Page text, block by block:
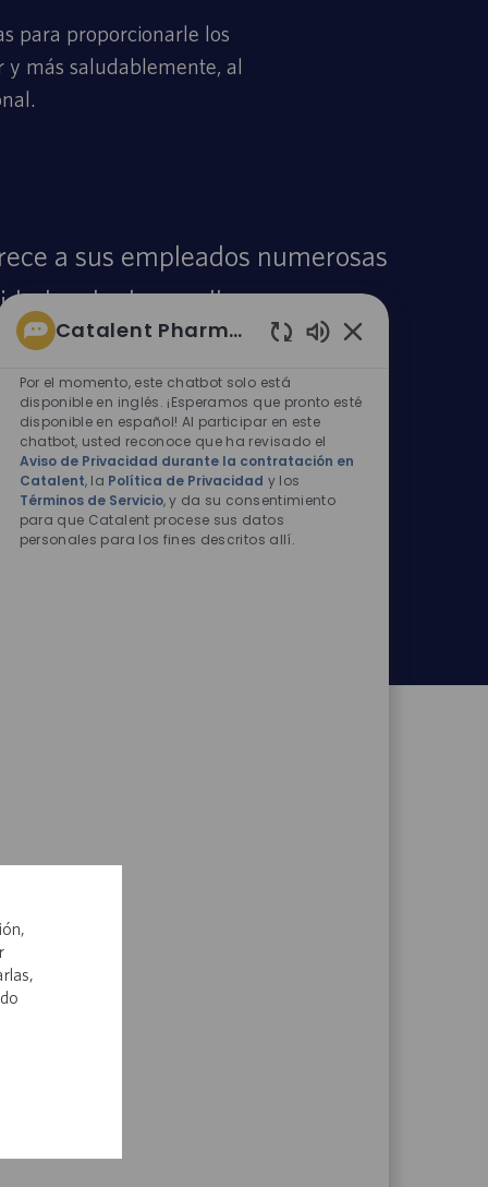
para proporcionarle los
y más saludablemente, al
a sus empleados numerosas
de desarrollo y avance
Consulte la opinión de nuestro
cómo Catalent fomenta su
tanto a nivel personal como
profesional.
ocupar las vacantes
en sus carreras.
de herramientas y recursos
a crecer y avanzar, tanto si
Catalent Pharma Solutions
chatbot
habilitados
Por el momento, este chatbot solo está
disponible en inglés. ¡Esperamos que pronto esté
disponible en español! Al participar en este
chatbot, usted reconoce que ha revisado el
Aviso de Privacidad durante la contratación en
Catalent, la Política de Privacidad y los
Términos de Servicio, y da su consentimiento
para que Catalent procese sus datos
personales para los fines descritos allí.